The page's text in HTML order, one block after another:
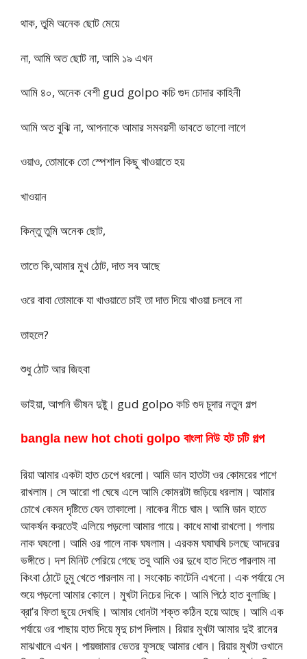
থাক, তুমি অনেক ছোট মেয়ে
না, আমি অত ছোট না, আমি ১৯ এখন
আমি ৪০, অনেক বেশী gud golpo কচি গুদ চোদার কাহিনী
আমি অত বুঝি না, আপনাকে আমার সমবয়সী ভাবতে ভালো লাগে
ওয়াও, তোমাকে তো স্পেশাল কিছু খাওয়াতে হয়
খাওয়ান
কিন্তু তুমি অনেক ছোট,
তাতে কি,আমার মুখ ঠোট, দাত সব আছে
ওরে বাবা তোমাকে যা খাওয়াতে চাই তা দাত দিয়ে খাওয়া চলবে না
তাহলে?
শুধু ঠোট আর জিহবা
ভাইয়া, আপনি ভীষন দুষ্টু। gud golpo কচি গুদ চুদার নতুন গল্প
bangla new hot choti golpo বাংলা নিউ হট চটি গল্প
রিয়া আমার একটা হাত চেপে ধরলো। আমি ডান হাতটা ওর কোমরের পাশে
রাখলাম। সে আরো গা ঘেষে এলে আমি কোমরটা জড়িয়ে ধরলাম। আমার
চোখে কেমন দৃষ্টিতে যেন তাকালো। নাকের নীচে ঘাম। আমি ডান হাতে
আকর্ষন করতেই এলিয়ে পড়লো আমার গায়ে। কাধে মাথা রাখলো। গলায়
নাক ঘষলো। আমি ওর গালে নাক ঘষলাম। এরকম ঘষাঘষি চলছে আদরের
ভঙ্গীতে। দশ মিনিট পেরিয়ে গেছে তবু আমি ওর দুধে হাত দিতে পারলাম না
কিংবা ঠোটে চুমু খেতে পারলাম না। সংকোচ কাটেনি এখনো। এক পর্যায়ে সে
শুয়ে পড়লো আমার কোলে। মুখটা নিচের দিকে। আমি পিঠে হাত বুলাচ্ছি।
ব্রা’র ফিতা ছুয়ে দেখছি। আমার ধোনটা শক্ত কঠিন হয়ে আছে। আমি এক
পর্যায়ে ওর পাছায় হাত দিয়ে মৃদু চাপ দিলাম। রিয়ার মুখটা আমার দুই রানের
মাঝখানে এখন। পায়জামার ভেতর ফুসছে আমার ধোন। রিয়ার মুখটা ওখানে